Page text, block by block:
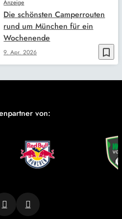
bookmark_border
Anzeige
9. Apr. 2026
Die schönsten Camperrouten
rund um München für ein
Wochenende
von: